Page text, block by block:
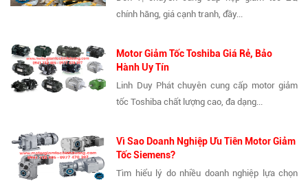
chính hãng, giá cạnh tranh, đầy...
Motor Giảm Tốc Toshiba Giá Rẻ, Bảo
Hành Uy Tín
Linh Duy Phát chuyên cung cấp motor giảm
tốc Toshiba chất lượng cao, đa dạng...
Vì Sao Doanh Nghiệp Ưu Tiên Motor Giảm
Tốc Siemens?
Tìm hiểu lý do nhiều doanh nghiệp lựa chọn